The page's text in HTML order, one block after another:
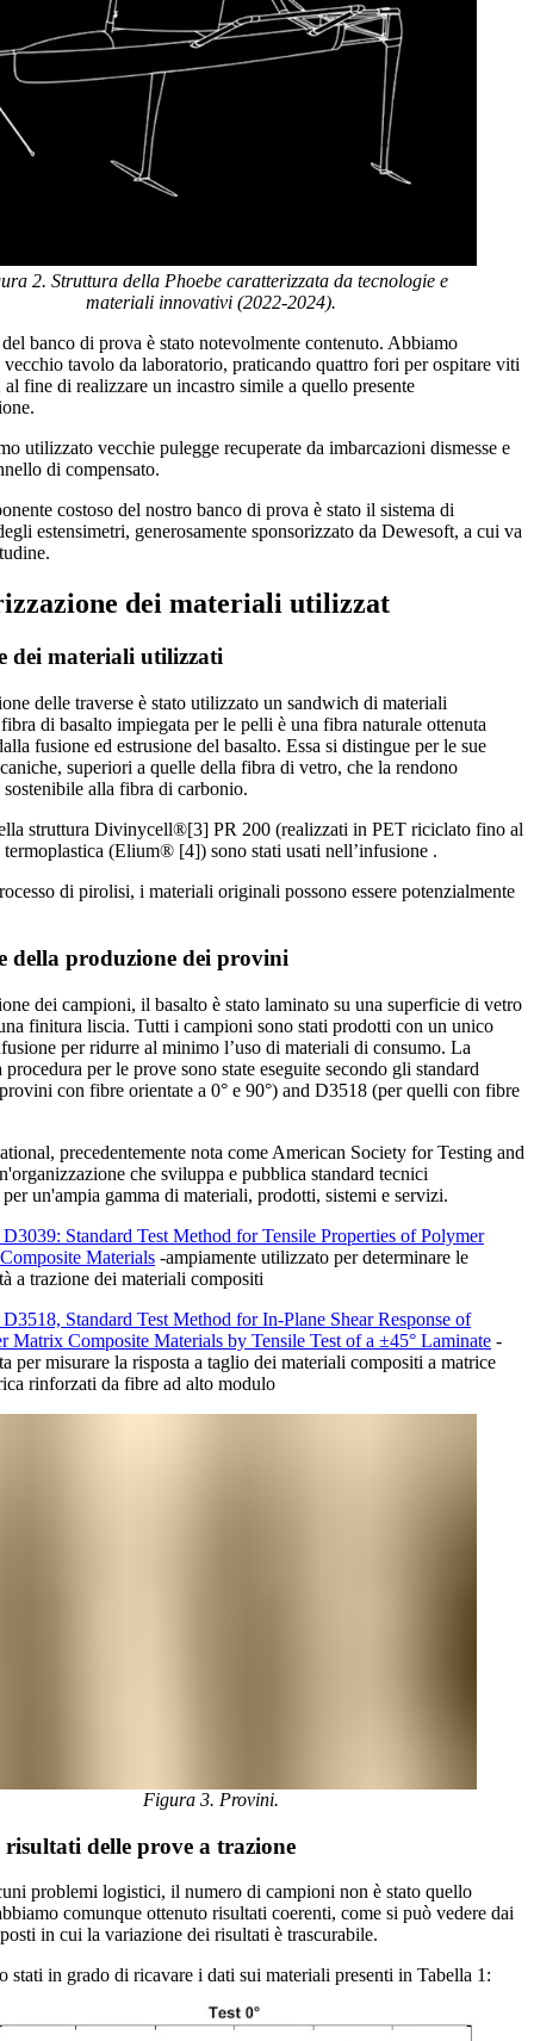
2. Struttura della Phoebe caratterizzata da tecnologie e
materiali innovativi (2022-2024).
banco di prova è stato notevolmente contenuto. Abbiamo
tavolo da laboratorio, praticando quattro fori per ospitare viti
fine di realizzare un incastro simile a quello presente
utilizzato vecchie pulegge recuperate da imbarcazioni dismesse e
di compensato.
costoso del nostro banco di prova è stato il sistema di
estensimetri, generosamente sponsorizzato da Dewesoft, a cui va
dei materiali utilizzat
dei materiali utilizzati
delle traverse è stato utilizzato un sandwich di materiali
di basalto impiegata per le pelli è una fibra naturale ottenuta
fusione ed estrusione del basalto. Essa si distingue per le sue
superiori a quelle della fibra di vetro, che la rendono
sostenibile alla fibra di carbonio.
struttura Divinycell®[3] PR 200 (realizzati in PET riciclato fino al
termoplastica (Elium® [4]) sono stati usati nell’infusione .
di pirolisi, i materiali originali possono essere potenzialmente
della produzione dei provini
dei campioni, il basalto è stato laminato su una superficie di vetro
finitura liscia. Tutti i campioni sono stati prodotti con un unico
per ridurre al minimo l’uso di materiali di consumo. La
procedura per le prove sono state eseguite secondo gli standard
con fibre orientate a 0° e 90°) and D3518 (per quelli con fibre
precedentemente nota come American Society for Testing and
che sviluppa e pubblica standard tecnici
un'ampia gamma di materiali, prodotti, sistemi e servizi.
Standard Test Method for Tensile Properties of Polymer
Materials -ampiamente utilizzato per determinare le
a trazione dei materiali compositi
Standard Test Method for In-Plane Shear Response of
Matrix Composite Materials by Tensile Test of a ±45° Laminate -
per misurare la risposta a taglio dei materiali compositi a matrice
rinforzati da fibre ad alto modulo
Figura 3. Provini.
delle prove a trazione
problemi logistici, il numero di campioni non è stato quello
comunque ottenuto risultati coerenti, come si può vedere dai
in cui la variazione dei risultati è trascurabile.
stati in grado di ricavare i dati sui materiali presenti in Tabella 1: